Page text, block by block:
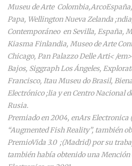
Museu de ArteColombia,ArcoEspaña,
Papa, Wellington Nueva Zelanda
Contemporáneoen Sevilla, España,
Kiasma Finlandia, Museo de Arte
Chicago, Pan Palazzo Delle Arti< /
Bajos, SiggraphLos Ángeles,
Francisco, Itau Museu do Brasil,
Electrónico ;lia y enCentro Nacional
Rusia.
Premiado en 2004, enArs Electronica
“Augmented Fish Reality”, también
PremioVida 3.0;(Madrid) por su
también había obtenido una Mención